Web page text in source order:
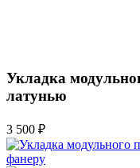
Укладка
латунью
3 500 ₽